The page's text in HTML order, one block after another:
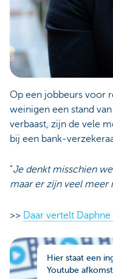
Op een jobbeurs voor
weinigen een stand
verbaast, zijn de vele
bij een bank-
"Je denkt misschien
maar er zijn veel meer
>> Daar vertelt
Hier staat een
Youtube